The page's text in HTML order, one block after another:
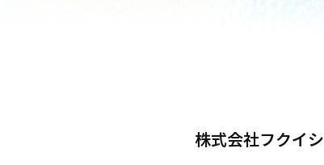
株式会社フクイシ